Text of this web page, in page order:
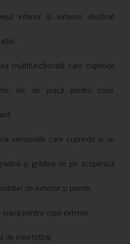
interior și exterior, destinat
multifuncțională care cuprinde
loc de joacă pentru copii,
senzorială, care cuprinde și un
și grădina de pe acoperisul
de exterior și plante;
pentru copii exterior;
de mini-fotbal;